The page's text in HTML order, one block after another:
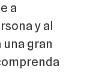
a
y al
gran